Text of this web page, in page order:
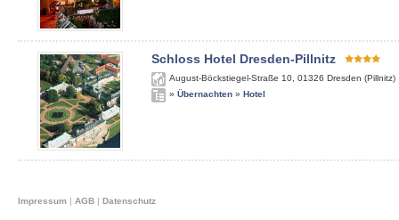
Schloss Hotel Dresden-Pillnitz
August-Böckstiegel-Straße 10 01326 Dresden (Pillnitz)
» Übernachten » Hotel
Impressum | AGB | Datenschutz